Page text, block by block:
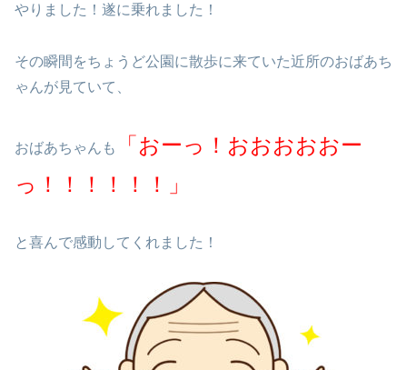
やりました！遂に乗れました！
その瞬間をちょうど公園に散歩に来ていた近所のおばあち
ゃんが見ていて、
おばあちゃんも
「おーっ！おおおおおー
っ！！！！！！」
と喜んで感動してくれました！